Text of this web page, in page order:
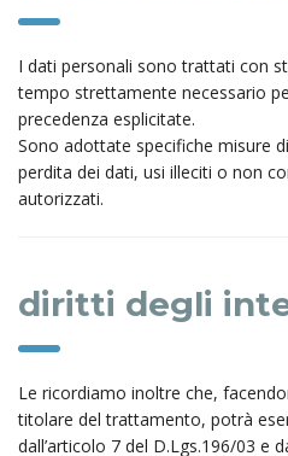
I dati personali sono trattati con
tempo strettamente necessario
precedenza esplicitate.
Sono adottate specifiche misure
perdita dei dati, usi illeciti o non
autorizzati.
diritti degli
Le ricordiamo inoltre che,
titolare del trattamento, potrà
dall’articolo 7 del D.Lgs.196/03 e